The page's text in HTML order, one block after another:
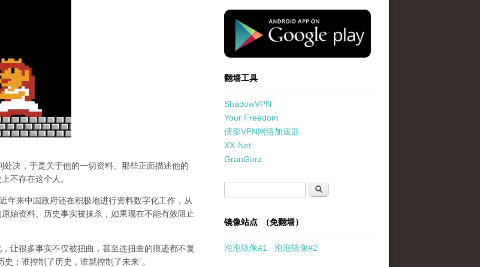
处决，于是关于他的一切资料、那些正面描述他的
不存在这个人。
年来中国政府还在积极地进行资料数字化工作，从
始资料、历史事实被抹杀，如果现在不能有效阻止
让很多事实不仅被扭曲，甚至连扭曲的痕迹都不复
；谁控制了历史，谁就控制了未来”。
standard-icon-googleplay-app-store.png
翻墙工具
ShadowVPN
Your Freedom
倩影VPN网络加速器
XX-Net
GranGorz
搜索
镜像站点 （免翻墙）
泡泡镜像#1 泡泡镜像#2